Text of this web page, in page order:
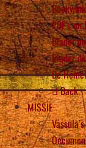
PDF’s
Blader
Blader
De
Back
MISSIE